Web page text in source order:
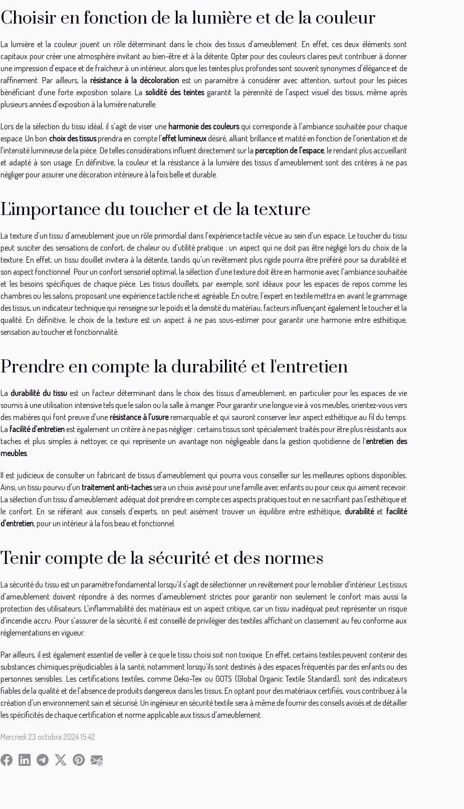
Choisir en fonction de la lumière et de la couleur
La lumière et la couleur jouent un rôle déterminant dans le choix des tissus d'ameublement. En effet, ces deux éléments sont
capitaux pour créer une atmosphère invitant au bien-être et à la détente. Opter pour des couleurs claires peut contribuer à donner
une impression d'espace et de fraîcheur à un intérieur, alors que les teintes plus profondes sont souvent synonymes d'élégance et de
raffinement. Par ailleurs, la résistance à la décoloration est un paramètre à considérer avec attention, surtout pour les pièces
bénéficiant d'une forte exposition solaire. Lasolidité des teintesgarantit la pérennité de l'aspect visuel des tissus, même après
plusieurs années d'exposition à la lumière naturelle.
Lors de la sélection du tissu idéal, il s'agit de viser une harmonie des couleursqui corresponde à l'ambiance souhaitée pour chaque
espace. Un bon choix des tissusprendra en compte l'effet lumineuxdésiré, alliant brillance et matité en fonction de l'orientation et de
l'intensité lumineuse de la pièce. De telles considérations influent directement sur laperception de l'espace, le rendant plus accueillant
et adapté à son usage. En définitive, la couleur et la résistance à la lumière des tissus d'ameublement sont des critères à ne pas
négliger pour assurer une décoration intérieure à la fois belle et durable.
L'importance du toucher et de la texture
La texture d'un tissu d'ameublement joue un rôle primordial dans l'expérience tactile vécue au sein d'un espace. Le toucher du tissu
peut susciter des sensations de confort, de chaleur ou d'utilité pratique ; un aspect qui ne doit pas être négligé lors du choix de la
texture. En effet, un tissu douillet invitera à la détente, tandis qu'un revêtement plus rigide pourra être préféré pour sa durabilité et
son aspect fonctionnel. Pour un confort sensoriel optimal, la sélection d'une texture doit être en harmonie avec l'ambiance souhaitée
et les besoins spécifiques de chaque pièce. Les tissus douillets, par exemple, sont idéaux pour les espaces de repos comme les
chambres ou les salons, proposant une expérience tactile riche et agréable. En outre, l'expert en textile mettra en avant le grammage
des tissus, un indicateur technique qui renseigne sur le poids et la densité du matériau, facteurs influençant également le toucher et la
qualité. En définitive, le choix de la texture est un aspect à ne pas sous-estimer pour garantir une harmonie entre esthétique,
sensation au toucher et fonctionnalité.
Prendre en compte la durabilité et l'entretien
Ladurabilité du tissuest un facteur déterminant dans le choix des tissus d'ameublement, en particulier pour les espaces de vie
soumis à une utilisation intensive tels que le salon ou la salle à manger. Pour garantir une longue vie à vos meubles, orientez-vous vers
des matières qui font preuve d'une résistance à l'usureremarquable et qui sauront conserver leur aspect esthétique au fil du temps.
Lafacilité d'entretienest également un critère à ne pas négliger : certains tissus sont spécialement traités pour être plus résistants aux
taches et plus simples à nettoyer, ce qui représente un avantage non négligeable dans la gestion quotidienne de l’entretien des
meubles.
Il est judicieux de consulter un fabricant de tissus d'ameublement qui pourra vous conseiller sur les meilleures options disponibles.
Ainsi, un tissu pourvu d'un traitement anti-tachessera un choix avisé pour une famille avec enfants ou pour ceux qui aiment recevoir.
La sélection d'un tissu d'ameublement adéquat doit prendre en compte ces aspects pratiques tout en ne sacrifiant pas l'esthétique et
le confort. En se référant aux conseils d'experts, on peut aisément trouver un équilibre entre esthétique, durabilitéetfacilité
d'entretien, pour un intérieur à la fois beau et fonctionnel.
Tenir compte de la sécurité et des normes
La sécurité du tissu est un paramètre fondamental lorsqu'il s'agit de sélectionner un revêtement pour le mobilier d'intérieur. Les tissus
d'ameublement doivent répondre à des normes d'ameublement strictes pour garantir non seulement le confort mais aussi la
protection des utilisateurs. L'inflammabilité des matériaux est un aspect critique, car un tissu inadéquat peut représenter un risque
d'incendie accru. Pour s'assurer de la sécurité, il est conseillé de privilégier des textiles affichant un classement au feu conforme aux
réglementations en vigueur.
Par ailleurs, il est également essentiel de veiller à ce que le tissu choisi soit non toxique. En effet, certains textiles peuvent contenir des
substances chimiques préjudiciables à la santé, notamment lorsqu'ils sont destinés à des espaces fréquentés par des enfants ou des
personnes sensibles. Les certifications textiles, comme Oeko-Tex ou GOTS (Global Organic Textile Standard), sont des indicateurs
fiables de la qualité et de l'absence de produits dangereux dans les tissus. En optant pour des matériaux certifiés, vous contribuez à la
création d'un environnement sain et sécurisé. Un ingénieur en sécurité textile sera à même de fournir des conseils avisés et de détailler
les spécificités de chaque certification et norme applicable aux tissus d'ameublement.
Mercredi 23 octobre 2024 15:42